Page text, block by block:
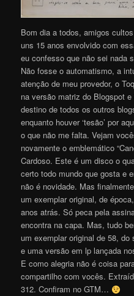
Bom dia a todos, amigos
uns 15 anos envolvido com
eu confesso que não sei nada
Não fosse o automatismo, a
atenção de meu provedor, o
na versão matriz do Blogspot
destino de todos os outros
enquanto houver ‘tesão’ por
o que não me falta. Vejam
novamente o emblemático
Cardoso. Este é um disco o
certo todo mundo que gosta e
não é novidade. Mas
um exemplar original, de
anos atrás. Só peca pela
encontra na capa. Mas, tudo
um exemplar original de 58,
e uma versão em lp lançada
E como alegria não é coisa
compartilho com vocês.
312. Confiram no GTM…